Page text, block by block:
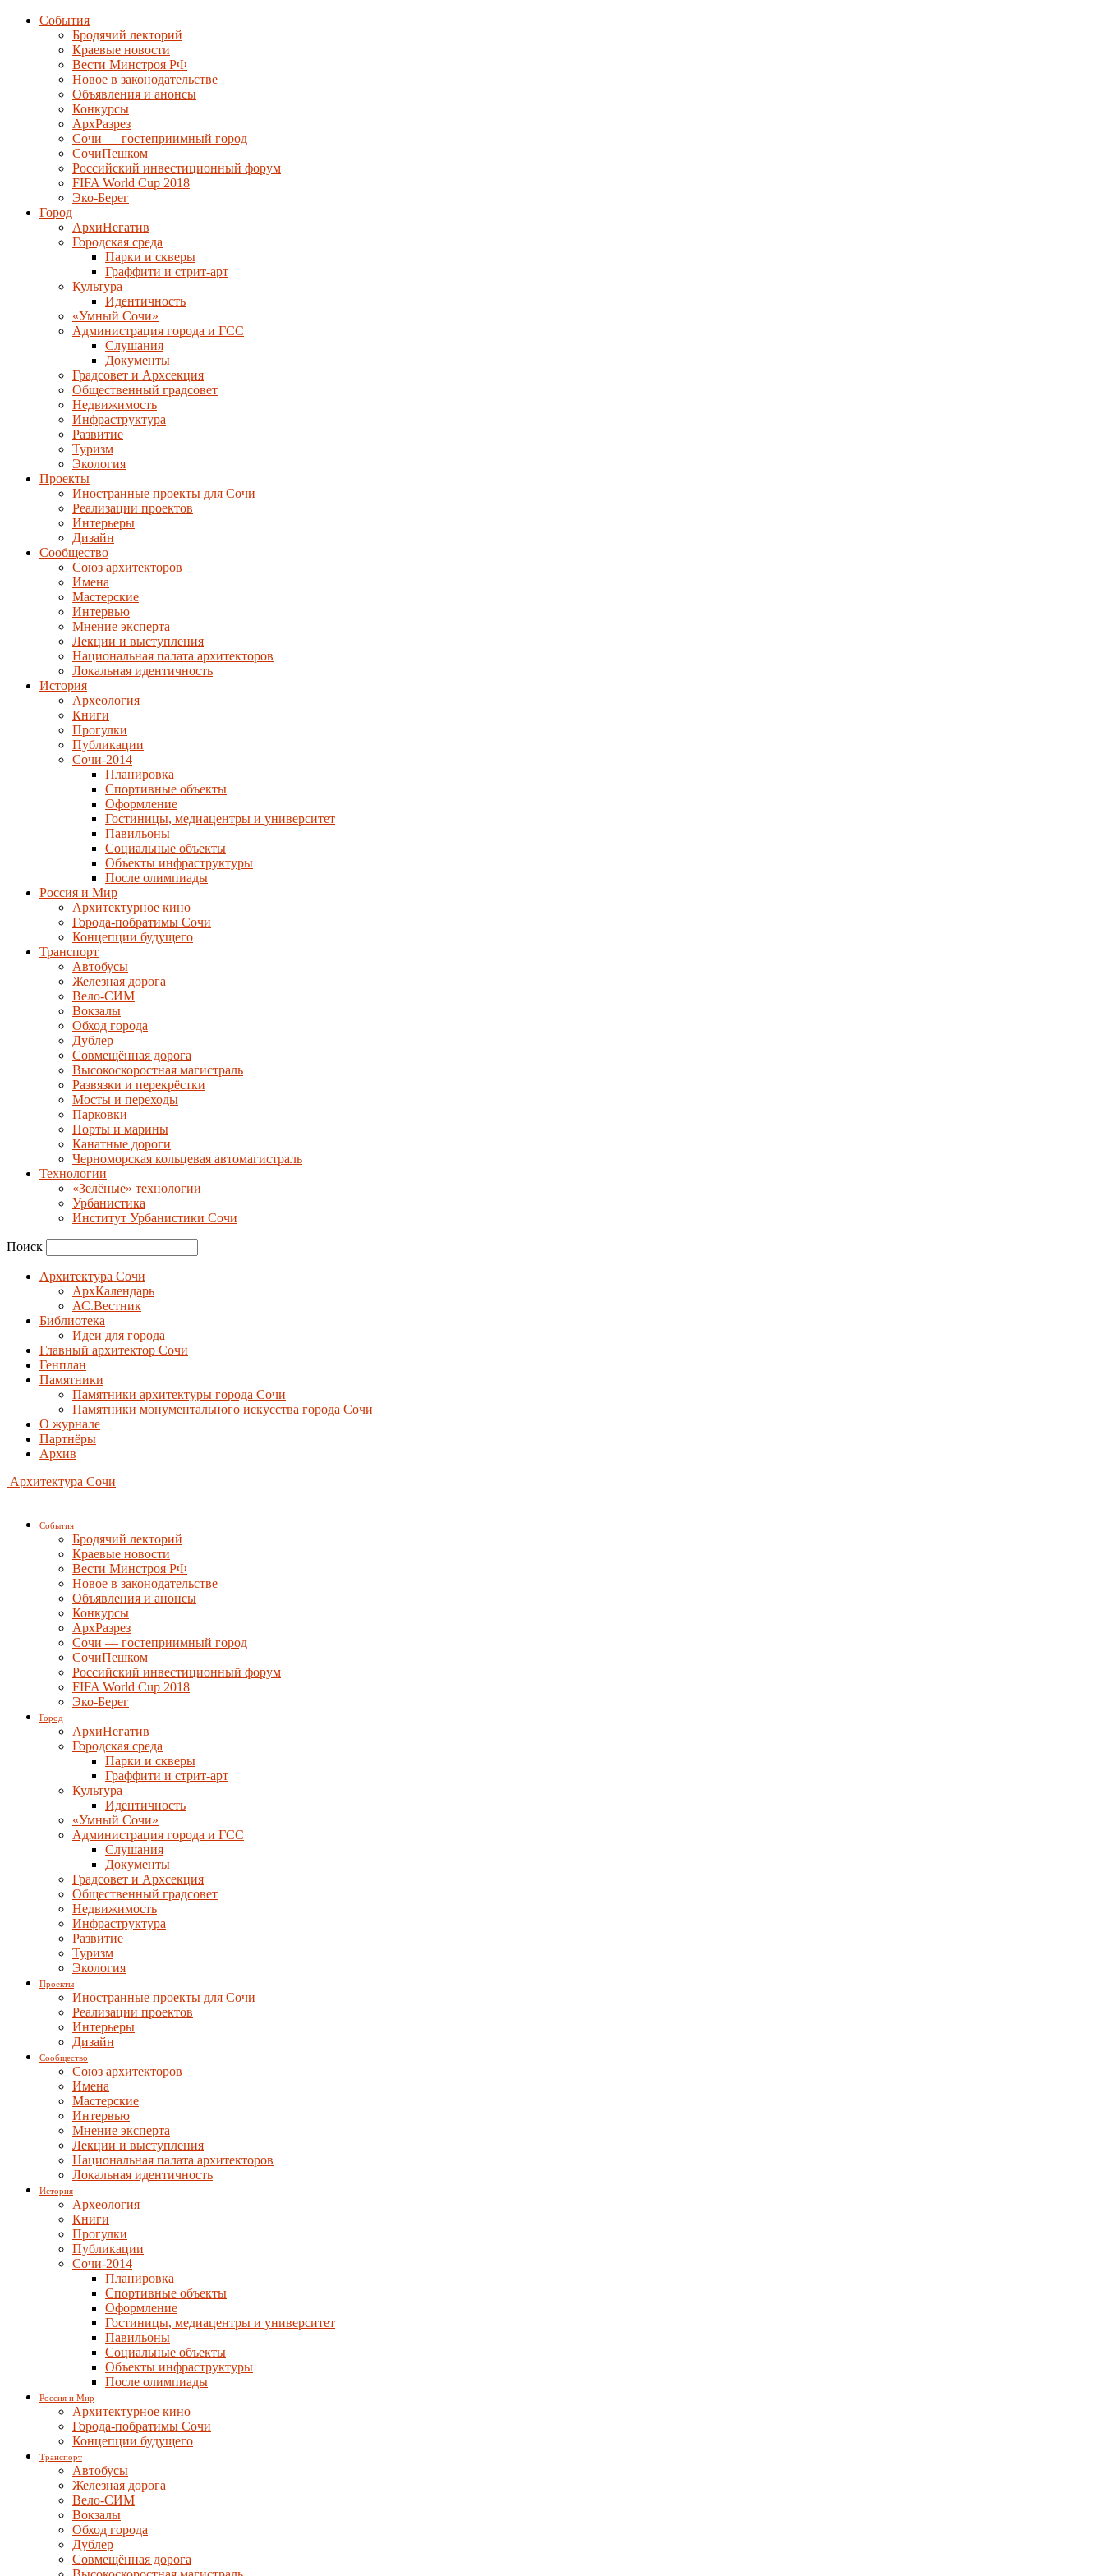
События
Бродячий лекторий
Краевые новости
Вести Минстроя РФ
Новое в законодательстве
Объявления и анонсы
Конкурсы
АрхРазрез
Сочи — гостеприимный город
СочиПешком
Российский инвестиционный форум
FIFA World Cup 2018
Эко-Берег
Город
АрхиНегатив
Городская среда
Парки и скверы
Граффити и стрит-арт
Культура
Идентичность
«Умный Сочи»
Администрация города и ГСС
Слушания
Документы
Градсовет и Архсекция
Общественный градсовет
Недвижимость
Инфраструктура
Развитие
Туризм
Экология
Проекты
Иностранные проекты для Сочи
Реализации проектов
Интерьеры
Дизайн
Сообщество
Союз архитекторов
Имена
Мастерские
Интервью
Мнение эксперта
Лекции и выступления
Национальная палата архитекторов
Локальная идентичность
История
Археология
Книги
Прогулки
Публикации
Сочи-2014
Планировка
Спортивные объекты
Оформление
Гостиницы, медиацентры и университет
Павильоны
Социальные объекты
Объекты инфраструктуры
После олимпиады
Россия и Мир
Архитектурное кино
Города-побратимы Сочи
Концепции будущего
Транспорт
Автобусы
Железная дорога
Вело-СИМ
Вокзалы
Обход города
Дублер
Совмещённая дорога
Высокоскоростная магистраль
Развязки и перекрёстки
Мосты и переходы
Парковки
Порты и марины
Канатные дороги
Черноморская кольцевая автомагистраль
Технологии
«Зелёные» технологии
Урбанистика
Институт Урбанистики Сочи
Поиск
Архитектура Сочи
АрхКалендарь
АС.Вестник
Библиотека
Идеи для города
Главный архитектор Сочи
Генплан
Памятники
Памятники архитектуры города Сочи
Памятники монументального искусства города Сочи
О журнале
Партнёры
Архив
Архитектура Сочи
События
Бродячий лекторий
Краевые новости
Вести Минстроя РФ
Новое в законодательстве
Объявления и анонсы
Конкурсы
АрхРазрез
Сочи — гостеприимный город
СочиПешком
Российский инвестиционный форум
FIFA World Cup 2018
Эко-Берег
Город
АрхиНегатив
Городская среда
Парки и скверы
Граффити и стрит-арт
Культура
Идентичность
«Умный Сочи»
Администрация города и ГСС
Слушания
Документы
Градсовет и Архсекция
Общественный градсовет
Недвижимость
Инфраструктура
Развитие
Туризм
Экология
Проекты
Иностранные проекты для Сочи
Реализации проектов
Интерьеры
Дизайн
Сообщество
Союз архитекторов
Имена
Мастерские
Интервью
Мнение эксперта
Лекции и выступления
Национальная палата архитекторов
Локальная идентичность
История
Археология
Книги
Прогулки
Публикации
Сочи-2014
Планировка
Спортивные объекты
Оформление
Гостиницы, медиацентры и университет
Павильоны
Социальные объекты
Объекты инфраструктуры
После олимпиады
Россия и Мир
Архитектурное кино
Города-побратимы Сочи
Концепции будущего
Транспорт
Автобусы
Железная дорога
Вело-СИМ
Вокзалы
Обход города
Дублер
Совмещённая дорога